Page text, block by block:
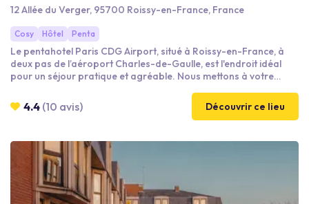
12 Allée du Verger, 95700 Roissy-en-France, France
Cosy Hôtel Penta
Le pentahotel Paris CDG Airport, situé à Roissy-en-France, à
deux pas de l’aéroport Charles-de-Gaulle, est l'endroit idéal
pour un séjour pratique et agréable. Nous mettons à votre
équipées des dernières technologies. Avec le charme unique de
notre hôtel et l’attention de notre équipe, nous faisons de
4.4 (10 avis) Découvrir ce lieu